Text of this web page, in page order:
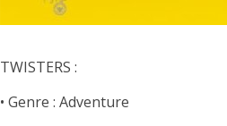
TWISTERS :
• Genre : Adventure